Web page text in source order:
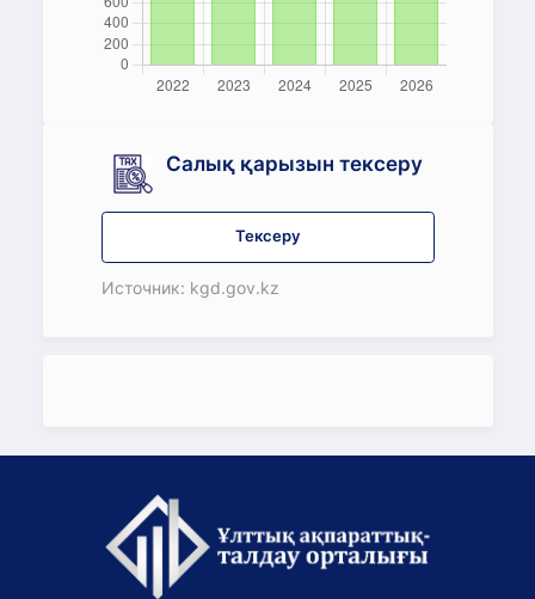
Салық қарызын тексеру
Тексеру
Источник: kgd.gov.kz